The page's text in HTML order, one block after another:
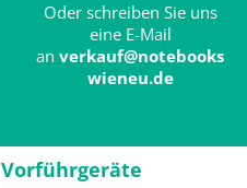
Oder schreiben Sie uns
eine E-Mail
an verkauf@notebooks
wieneu.de
Vorführgeräte